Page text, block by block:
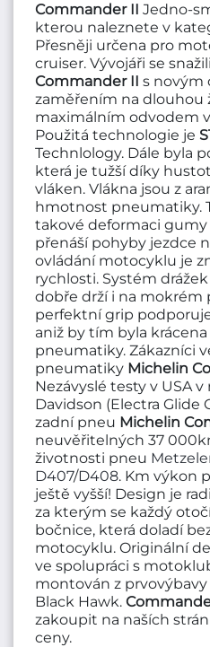
Commander II Jedno-
kterou naleznete v
Přesněji určena pro
cruiser. Vývojáři se
Commander II s novým
zaměřením na dlouhou
maximálním odvodem
Použitá technologie je
Technlology. Dále byla
která je tužší díky
vláken. Vlákna jsou z
hmotnost pneumatiky.
takové deformaci
přenáší pohyby jezdce
ovládání motocyklu je
rychlosti. Systém
dobře drží i na mokrém
perfektní grip
aniž by tím byla
pneumatiky. Zákazníci
pneumatiky Michelin
Nezávyslé testy v USA v
Davidson (Electra Glide
zadní pneu Michelin
neuvěřitelných 37
životnosti pneu
D407/D408. Km výkon
ještě vyšší! Design je
za kterým se každý
bočnice, která doladí
motocyklu. Originální
ve spolupráci s
montován z
Black Hawk.
zakoupit na naších
ceny.